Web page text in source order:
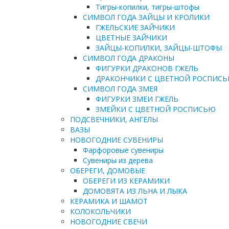
Тигры-копилки, тигры-штофы
СИМВОЛ ГОДА ЗАЙЦЫ И КРОЛИКИ
ГЖЕЛЬСКИЕ ЗАЙЧИКИ
ЦВЕТНЫЕ ЗАЙЧИКИ
ЗАЙЦЫ-КОПИЛКИ, ЗАЙЦЫ-ШТОФЫ
СИМВОЛ ГОДА ДРАКОНЫ
ФИГУРКИ ДРАКОНОВ ГЖЕЛЬ
ДРАКОНЧИКИ С ЦВЕТНОЙ
СИМВОЛ ГОДА ЗМЕЯ
ФИГУРКИ ЗМЕИ ГЖЕЛЬ
ЗМЕЙКИ С ЦВЕТНОЙ РОСПИСЬЮ
ПОДСВЕЧНИКИ, АНГЕЛЫ
ВАЗЫ
НОВОГОДНИЕ СУВЕНИРЫ
Фарфоровые сувениры
Сувениры из дерева
ОБЕРЕГИ, ДОМОВЫЕ
ОБЕРЕГИ ИЗ КЕРАМИКИ
ДОМОВЯТА ИЗ ЛЬНА И ЛЫКА
КЕРАМИКА И ШАМОТ
КОЛОКОЛЬЧИКИ
НОВОГОДНИЕ СВЕЧИ